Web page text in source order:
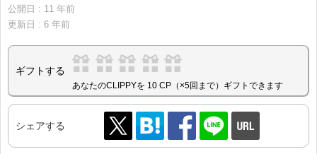
公開日 : 11 年前
更新日 : 6 年前
ギフトする
あなたのCLIPPYを 10 CP（×5回まで）ギフトできます
シェアする